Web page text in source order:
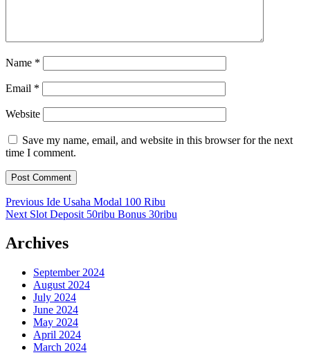
Name *
Email *
Website
Save my name, email, and website in this browser for the next
time I comment.
Post
navigation
Previous Previous
post:
Ide Usaha Modal 100 Ribu
Next Next
Slot Deposit 50ribu Bonus 30ribu
Archives
September 2024
August 2024
July 2024
June 2024
May 2024
April 2024
March 2024